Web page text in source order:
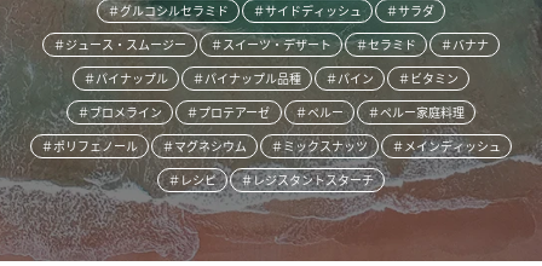
＃グルコシルセラミド
＃サイドディッシュ
＃サラダ
＃ジュース・スムージー
＃スイーツ・デザート ＃セラミド
＃バナナ
＃パイナップル
＃パイナップル品種 ＃パイン
＃ビタミン
＃ブロメライン
＃プロテアーゼ ＃ペルー
＃ペルー家庭料理
＃ポリフェノール
＃マグネシウム ＃ミックスナッツ
＃メインディッシュ
＃レシピ
＃レジスタントスターチ